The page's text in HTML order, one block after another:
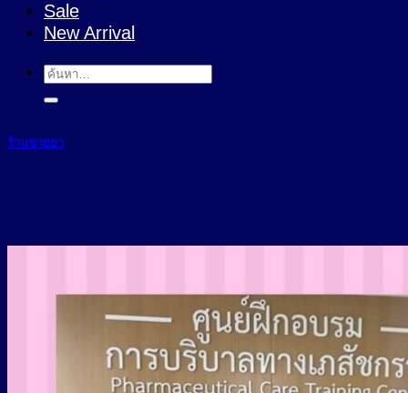
Sale
New Arrival
ค้นหา:
ร้านขายยา